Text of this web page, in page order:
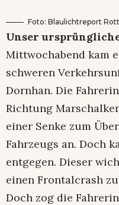
Foto: Blaulichtreport
Unser
Mittwochabend kam
schweren
Dornhan. Die
Richtung
einer Senke zum
Fahrzeugs an. Doch
entgegen. Dieser
einen Frontalcrash
Doch zog die